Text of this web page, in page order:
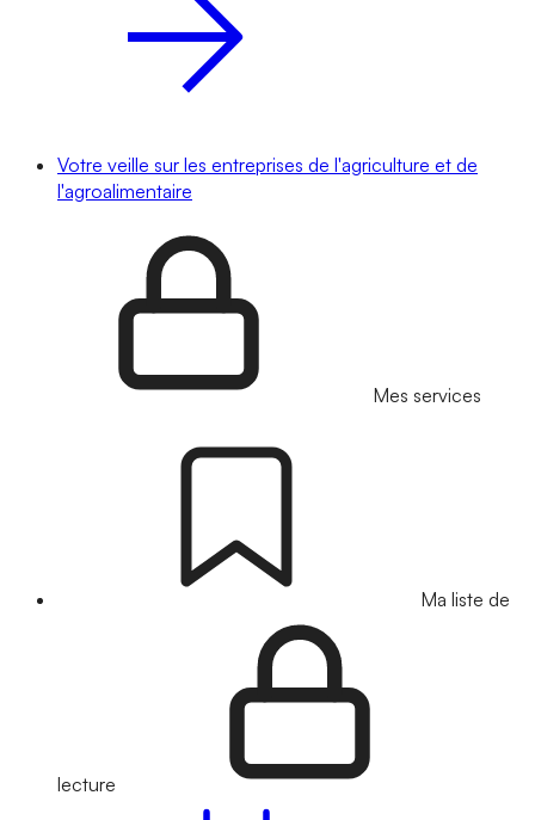
Votre veille sur les entreprises de l'agriculture et de
l'agroalimentaire
Mes services
Ma liste de
lecture